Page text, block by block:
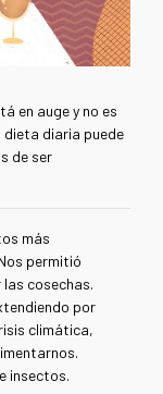
en auge y no es
diaria puede
de ser
más
permitió
cosechas.
por
climática,
insectos.